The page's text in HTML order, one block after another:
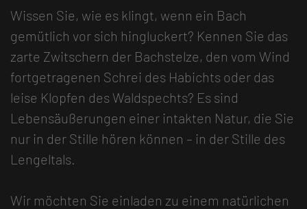
Wissen Sie, wie es klingt, wenn ein Bach
gemütlich vor sich hingluckert? Kennen Sie das
zarte Zwitschern der Bachstelze, den vom Wind
fortgetragenen Schrei des Habichts oder das
leise Klopfen des Waldspechts? Es sind
Lebensäußerungen einer intakten Natur, die Sie
nur in der Stille hören können – in der Stille des
Lengeltals.
Wir möchten Sie einladen zu einem natürlichen